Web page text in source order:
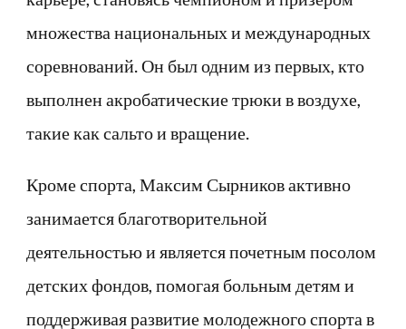
множества национальных и международных
соревнований. Он был одним из первых, кто
выполнен акробатические трюки в воздухе,
такие как сальто и вращение.
Кроме спорта, Максим Сырников активно
занимается благотворительной
деятельностью и является почетным посолом
детских фондов, помогая больным детям и
поддерживая развитие молодежного спорта в